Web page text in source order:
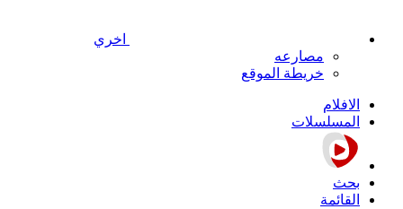
اخري
مصارعه
خريطة الموقع
الافلام
المسلسلات
بحث
القائمة